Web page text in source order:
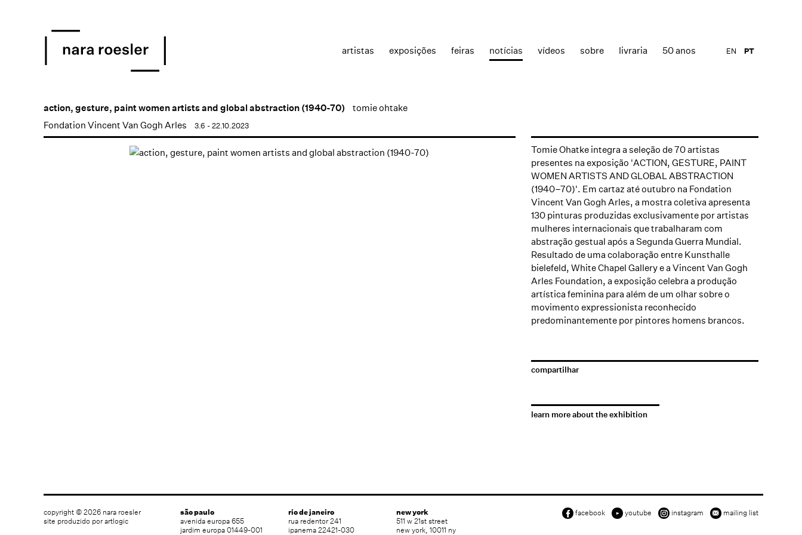
artistas exposições feiras notícias vídeos sobre livraria 50 anos PT
EN
action, gesture, paint women artists and global abstraction (1940-70)
tomie ohtake
Fondation Vincent Van Gogh Arles
3.6 - 22.10.2023
Tomie Ohatke integra a seleção de 70 artistas
presentes na exposição 'ACTION, GESTURE, PAINT
WOMEN ARTISTS AND GLOBAL ABSTRACTION
(1940–70)'. Em cartaz até outubro na Fondation
Vincent Van Gogh Arles, a mostra coletiva apresenta
130 pinturas produzidas exclusivamente por artistas
mulheres internacionais que trabalharam com
abstração gestual após a Segunda Guerra Mundial.
Resultado de uma colaboração entre Kunsthalle
bielefeld, White Chapel Gallery e a Vincent Van Gogh
Arles Foundation, a exposição celebra a produção
artística feminina para além de um olhar sobre o
movimento expressionista reconhecido
predominantemente por pintores homens brancos.⁠
compartilhar
learn more about the exhibition
facebook youtube instagram mailing list
new york
511 w 21st street
new york, 10011 ny
rio de janeiro
rua redentor 241
ipanema 22421-030
são paulo
avenida europa 655
jardim europa 01449-001
copyright © 2026 nara roesler
site produzido por artlogic